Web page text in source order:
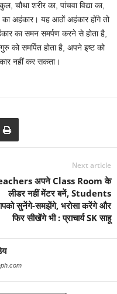
चौथा शरीर का, पांचवा विद्या का,
अहंकार। यह आठों अहंकार होंगे तो
का समन समर्पण करने से होता है,
को समर्पित होता है, अपने इष्ट को
नहीं कर सकता।
Next article
अपने Class Room के
लीडर नहीं मेंटर बनें, Students
सुनेंगे-समझेंगे, भरोसा करेंगे और
फिर सीखेंगे भी : प्राचार्य SK साहू